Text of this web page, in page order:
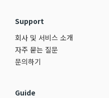
Support
회사 및 서비스 소개
자주 묻는 질문
문의하기
Guide